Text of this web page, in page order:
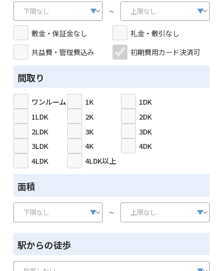
～
敷金・保証金なし
礼金・敷引なし
共益費・管理費込み
初期費用カード決済可
間取り
ワンルーム 1K
1DK
1LDK
2K
2DK
2LDK
3K
3DK
3LDK
4K
4DK
4LDK
4LDK以上
面積
～
駅からの徒歩